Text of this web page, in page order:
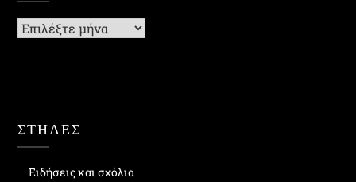
Ιστορικό
ΣΤΗΛΕΣ
Ειδήσεις και σχόλια